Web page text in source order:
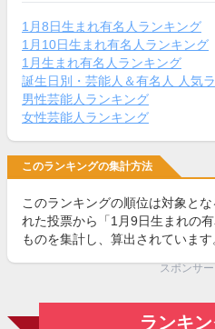
1月8日生まれ有名人ランキング
1月10日生まれ有名人ランキング
1月生まれ有名人ランキング
誕生日別・芸能人＆有名人 人気
男性芸能人ランキング
女性芸能人ランキング
このランキングの集計方法
このランキングの順位は対象と
れた投票から「1月9日生まれの
ものを集計し、算出されています
スポンサ
ランキ